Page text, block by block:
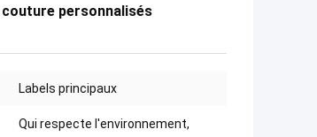
personnalisés
Labels principaux
Qui respecte l'environnement,